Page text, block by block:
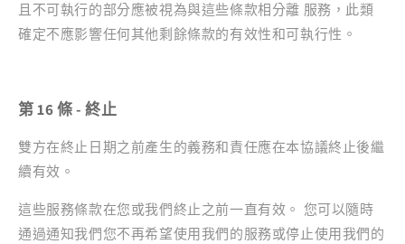
且不可執行的部分應被視為與這些條款相分離 服務，此類
確定不應影響任何其他剩餘條款的有效性和可執行性。
第 16 條 - 終止
雙方在終止日期之前產生的義務和責任應在本協議終止後繼
續有效。
這些服務條款在您或我們終止之前一直有效。 您可以隨時
通過通知我們您不再希望使用我們的服務或停止使用我們的